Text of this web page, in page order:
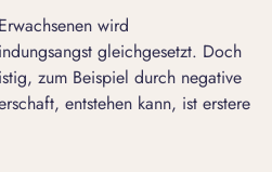
wird
gleichgesetzt. Doch
zum Beispiel durch negative
entstehen kann, ist erstere